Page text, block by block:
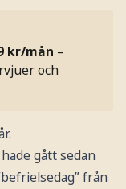
kr/mån –
och
gått sedan
från